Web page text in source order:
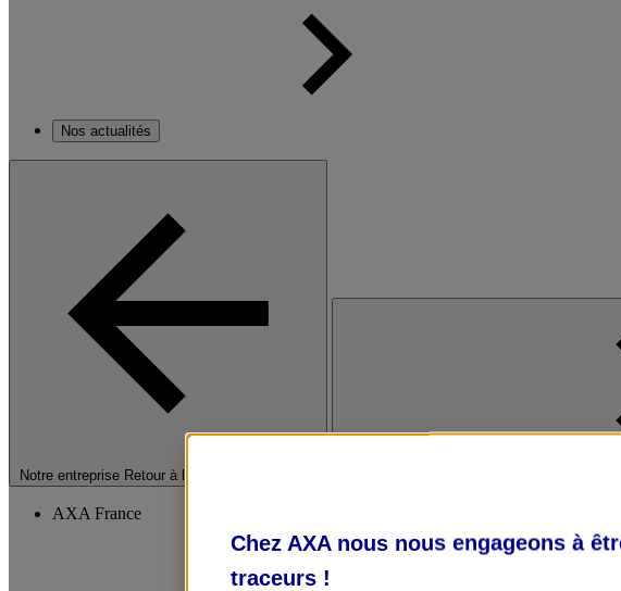
Nos actualités
Notre entreprise Retour à la section précédente
AXA France
Chez AXA nous nous engageons à
traceurs !